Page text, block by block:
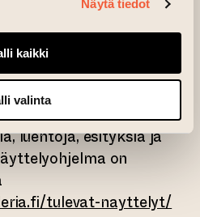
Näytä tiedot
kaikki
valinta
ja kansainvälistä
eri taiteilijalta ja
avaa Teemu
Tšetšenian? / Do
Näyttelyiden
järjestää myös
luentoja, esityksiä ja
on
tulevat-nayttelyt/